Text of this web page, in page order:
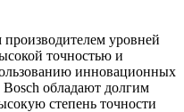
уровней
точностью и
инновационных
обладают долгим
степень точности